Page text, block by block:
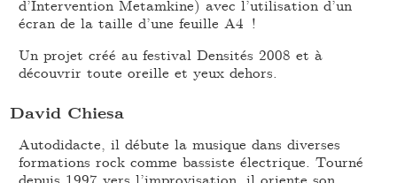
d’Intervention Metamkine) avec l’utilisation d’un
écran de la taille d’une feuille A4 !
Un projet créé au festival Densités 2008 et à
découvrir toute oreille et yeux dehors.
David Chiesa
Autodidacte, il débute la musique dans diverses
formations rock comme bassiste électrique. Tourné